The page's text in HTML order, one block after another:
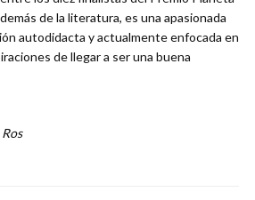
de la literatura, es una apasionada
autodidacta y actualmente enfocada en
de llegar a ser una buena